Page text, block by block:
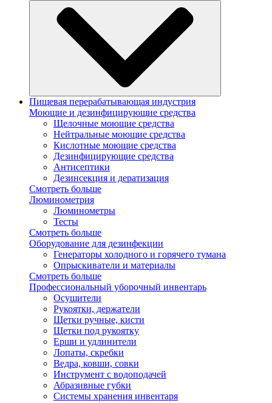
Пищевая перерабатывающая индустрия
Моющие и дезинфицирующие средства
Щелочные моющие средства
Нейтральные моющие средства
Кислотные моющие средства
Дезинфицирующие средства
Антисептики
Дезинсекция и дератизация
Смотреть больше
Люминометрия
Люминометры
Тесты
Смотреть больше
Оборудование для дезинфекции
Генераторы холодного и горячего тумана
Опрыскиватели и материалы
Смотреть больше
Профессиональный уборочный инвентарь
Осушители
Рукоятки, держатели
Щетки ручные, кисти
Щетки под рукоятку
Ерши и удлинители
Лопаты, скребки
Ведра, ковши, совки
Инструмент с водоподачей
Абразивные губки
Системы хранения инвентаря